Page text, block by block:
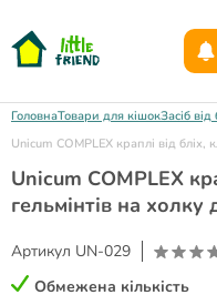
ГоловнаТовари для кішокЗасіб від
Unicum COMPLEX краплі від бліх,
Unicum COMPLEX
гельмінтів на холку
Артикул UN-029
Обмежена кількість